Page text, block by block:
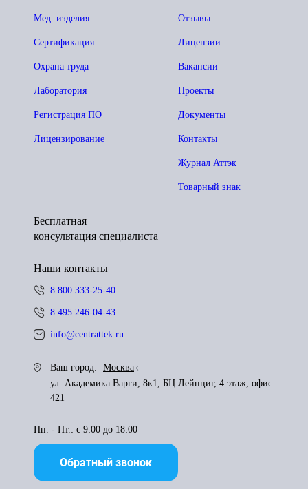
Отзывы
Лицензии
Вакансии
Проекты
Документы
Контакты
Журнал Аттэк
Товарный знак
Мед. изделия
Сертификация
Охрана труда
Лаборатория
Регистрация ПО
Лицензирование
Бесплатная
консультация специалиста
Наши контакты
8 800 333-25-40
8 495 246-04-43
info@centrattek.ru
Ваш город:
Москва
ул. Академика Варги, 8к1, БЦ Лейпциг, 4 этаж, офис
421
Пн. - Пт.: с 9:00 до 18:00
Обратный звонок